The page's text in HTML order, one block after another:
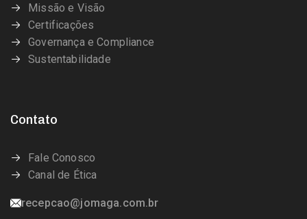
Missão e Visão
Certificações
Governança e Compliance
Sustentabilidade
Contato
Fale Conosco
Canal de Ética
recepcao@jomaga.com.br